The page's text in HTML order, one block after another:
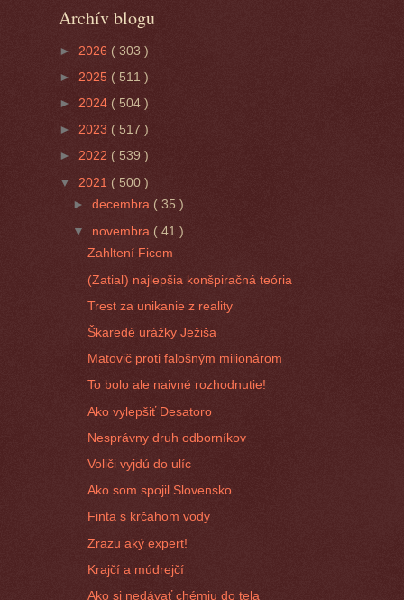
Archív blogu
► 2026 ( 303 )
► 2025 ( 511 )
► 2024 ( 504 )
► 2023 ( 517 )
► 2022 ( 539 )
▼ 2021 ( 500 )
►decembra ( 35 )
▼ novembra ( 41 )
Zahltení Ficom
(Zatiaľ) najlepšia konšpiračná teória
Trest za unikanie z reality
Škaredé urážky Ježiša
Matovič proti falošným milionárom
To bolo ale naivné rozhodnutie!
Ako vylepšiť Desatoro
Nesprávny druh odborníkov
Voliči vyjdú do ulíc
Ako som spojil Slovensko
Finta s krčahom vody
Zrazu aký expert!
Krajčí a múdrejčí
Ako si nedávať chémiu do tela